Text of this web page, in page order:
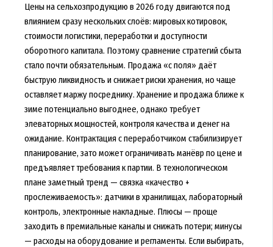
Цены на сельхозпродукцию в 2026 году двигаются под
влиянием сразу нескольких слоёв: мировых котировок,
стоимости логистики, переработки и доступности
оборотного капитала. Поэтому сравнение стратегий сбыта
стало почти обязательным. Продажа «с поля» даёт
быструю ликвидность и снижает риски хранения, но чаще
оставляет маржу посреднику. Хранение и продажа ближе к
зиме потенциально выгоднее, однако требует
элеваторных мощностей, контроля качества и денег на
ожидание. Контрактация с переработчиком стабилизирует
планирование, зато может ограничивать манёвр по цене и
предъявляет требования к партии. В технологическом
плане заметный тренд — связка «качество +
прослеживаемость»: датчики в хранилищах, лабораторный
контроль, электронные накладные. Плюсы — проще
заходить в премиальные каналы и снижать потери; минусы
— расходы на оборудование и регламенты. Если выбирать,